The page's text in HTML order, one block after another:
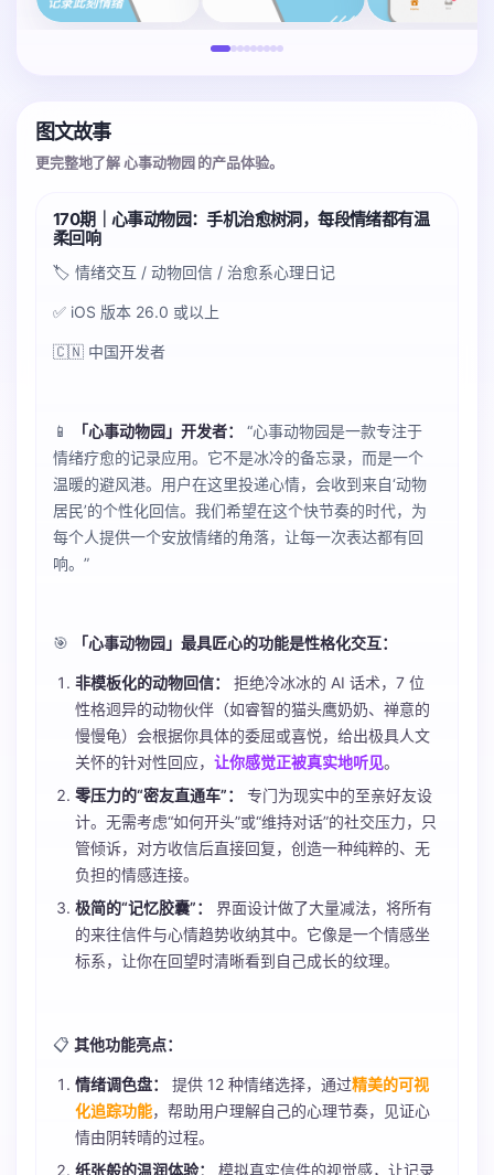
图文故事
更完整地了解 心事动物园 的产品体验。
170期｜心事动物园：手机治愈树洞，每段情绪都有温
柔回响
🏷️ 情绪交互 / 动物回信 / 治愈系心理日记
✅ iOS 版本 26.0 或以上
🇨🇳 中国开发者
📱 「心事动物园」开发者：
“心事动物园是一款专注于
情绪疗愈的记录应用。它不是冰冷的备忘录，而是一个
温暖的避风港。用户在这里投递心情，会收到来自‘动物
居民’的个性化回信。我们希望在这个快节奏的时代，为
每个人提供一个安放情绪的角落，让每一次表达都有回
响。”
🎯 「心事动物园」最具匠心的功能是性格化交互：
非模板化的动物回信：
拒绝冷冰冰的 AI 话术，7 位
性格迥异的动物伙伴（如睿智的猫头鹰奶奶、禅意的
慢慢龟）会根据你具体的委屈或喜悦，给出极具人文
关怀的针对性回应， 让你感觉正被真实地听见。
零压力的“密友直通车”：
专门为现实中的至亲好友设
计。无需考虑“如何开头”或“维持对话”的社交压力，只
管倾诉，对方收信后直接回复，创造一种纯粹的、无
负担的情感连接。
极简的“记忆胶囊”：
界面设计做了大量减法，将所有
的来往信件与心情趋势收纳其中。它像是一个情感坐
标系，让你在回望时清晰看到自己成长的纹理。
📋 其他功能亮点：
情绪调色盘： 提供 12 种情绪选择，通过精美的可视
化追踪功能，帮助用户理解自己的心理节奏，见证心
情由阴转晴的过程。
纸张般的温润体验：
模拟真实信件的视觉感，让记录